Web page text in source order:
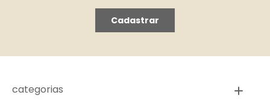
Cadastrar
categorias